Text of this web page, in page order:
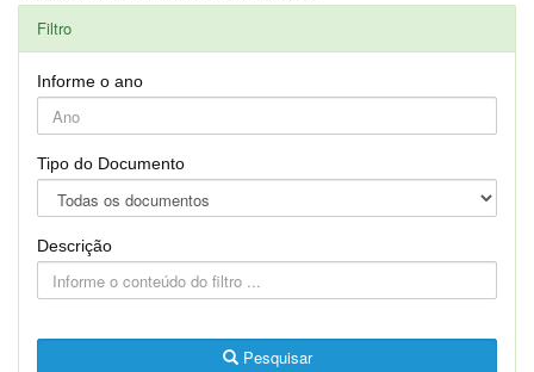
Filtro
Informe o ano
Tipo do Documento
Descrição
Pesquisar